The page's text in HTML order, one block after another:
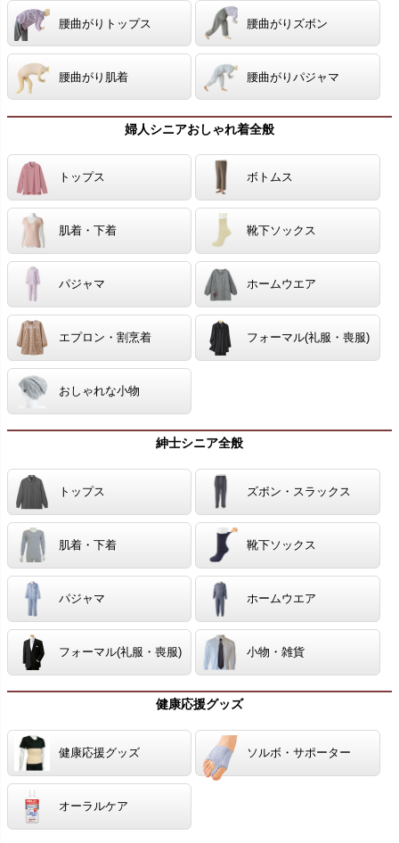
腰曲がりトップス 腰曲がりズボン
腰曲がり肌着 腰曲がりパジャマ
婦人シニアおしゃれ着全般
トップス ボトムス
肌着・下着 靴下ソックス
パジャマ ホームウエア
エプロン・割烹着 フォーマル(礼服・喪服)
おしゃれな小物
紳士シニア全般
トップス ズボン・スラックス
肌着・下着 靴下ソックス
パジャマ ホームウエア
フォーマル(礼服・喪服) 小物・雑貨
健康応援グッズ
健康応援グッズ ソルボ・サポーター
オーラルケア